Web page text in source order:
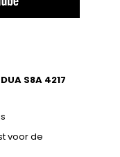
DUA S8A 4217
voor de